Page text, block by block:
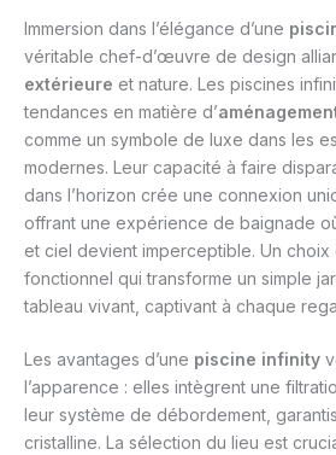
Immersion dans l’élégance d’une
véritable chef-d’œuvre de design
extérieure et nature. Les piscines
tendances en matière d’
comme un symbole de luxe dans les
modernes. Leur capacité à faire
dans l’horizon crée une connexion
offrant une expérience de baignade
et ciel devient imperceptible. Un
fonctionnel qui transforme un simple
tableau vivant, captivant à chaque
Les avantages d’une piscine infinity
l’apparence : elles intègrent une
leur système de débordement,
cristalline. La sélection du lieu est